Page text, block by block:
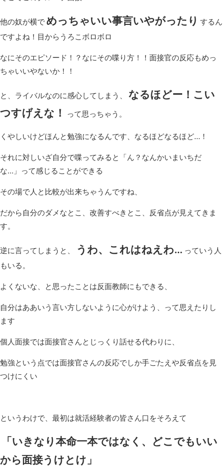
他の奴が横で めっちゃいい事言いやがったり するん
ですよね！目からうろこボロボロ
なにそのエピソード！？なにその喋り方！！面接官の反応もめっ
ちゃいいやないか！！
と、ライバルなのに感心してしまう、
なるほどー！こい
つすげえな！
って思っちゃう。
くやしいけどほんと勉強になるんです、なるほどなるほど…！
それに対しいざ自分で喋ってみると「ん？なんかいまいちだ
な…」って感じることができる
その場で人と比較が出来ちゃうんですね、
だから自分のダメなとこ、改善すべきとこ、反省点が見えてきま
す。
逆に言ってしまうと、 うわ、これはねえわ… っていう人
もいる。
よくないな、と思ったことは反面教師にもできる、
自分はああいう言い方しないように心がけよう、って思えたりし
ます
個人面接では面接官さんとじっくり話せる代わりに、
勉強という点では面接官さんの反応でしか手ごたえや反省点を見
つけにくい
というわけで、最初は就活経験者の皆さん口をそろえて
「いきなり本命一本ではなく、どこでもいい
から面接うけとけ」